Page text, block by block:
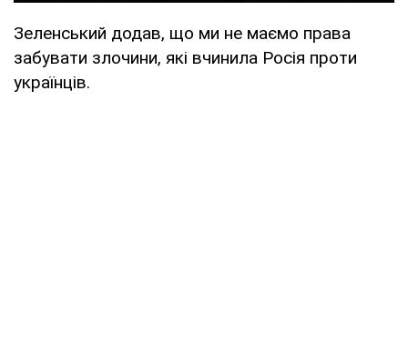
Зеленський додав, що ми не маємо права
забувати злочини, які вчинила Росія проти
українців.